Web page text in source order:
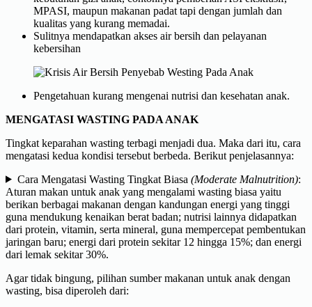
MPASI, maupun makanan padat tapi dengan jumlah dan
kualitas yang kurang memadai.
Sulitnya mendapatkan akses air bersih dan pelayanan
kebersihan
Pengetahuan kurang mengenai nutrisi dan kesehatan anak.
MENGATASI WASTING PADA ANAK
Tingkat keparahan wasting terbagi menjadi dua. Maka dari itu, cara
mengatasi kedua kondisi tersebut berbeda. Berikut penjelasannya:
Cara Mengatasi Wasting Tingkat Biasa (Moderate Malnutrition):
Aturan makan untuk anak yang mengalami wasting biasa yaitu
berikan berbagai makanan dengan kandungan energi yang tinggi
guna mendukung kenaikan berat badan; nutrisi lainnya didapatkan
dari protein, vitamin, serta mineral, guna mempercepat pembentukan
jaringan baru; energi dari protein sekitar 12 hingga 15%; dan energi
dari lemak sekitar 30%.
Agar tidak bingung, pilihan sumber makanan untuk anak dengan
wasting, bisa diperoleh dari: